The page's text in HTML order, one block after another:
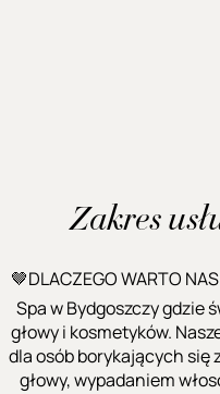
Zakres
🤎DLACZEGO WARTO
Spa w Bydgoszczy gdzie
głowy i kosmetyków.
dla osób borykających się
głowy, wypadaniem